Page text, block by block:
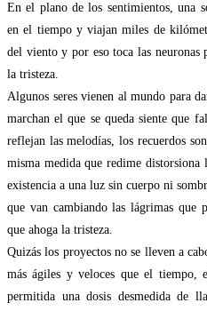
En el plano de los sentimientos, una
en el tiempo y viajan miles de
del viento y por eso toca las
la tristeza.
Algunos seres vienen al mundo para
marchan el que se queda siente que
reflejan las melodías, los recuerdos
misma medida que redime
existencia a una luz sin cuerpo ni
que van cambiando las lágrimas que
que ahoga la tristeza.
Quizás los proyectos no se lleven a
más ágiles y veloces que el tiempo,
permitida una dosis desmedida de